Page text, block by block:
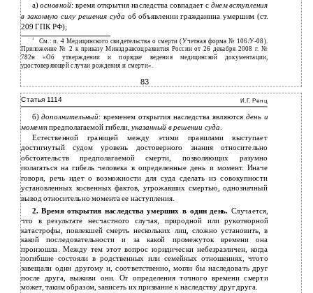
а)основной: время открытия наследства совпадает сднем вступления
в законную силу решения суда об объявлении гражданина умершим (ст.
209 ГПК РФ);
1 См.: п. 4 Медицинского свидетельства о смерти (Учетная форма № 106/У-08).
Приложение № 2 к приказу Минздравсоцразвития России от 26 декабря 2008 г. №
782н «Об утверждении и порядке ведения медицинской документации,
удостоверяющей случаи рождения и смерти».
83
Статья 1114 И.Г. Ренц
б)дополнительный: временем открытия наследства являютсядень и
моментпредполагаемой гибели, указанный в решении суда
Естественной границей между этими правилами выступает
достигнутый судом уровень достоверного знания относительно
обстоятельств предполагаемой смерти, позволяющих разумно
полагаться на гибель человека в определенные день и момент. Иначе
говоря, речь идет о возможности для суда сделать из совокупности
установленных косвенных фактов, угрожавших смертью, однозначный
вывод относительно момента ее наступления.
2. Время открытия наследства умерших в один день. Случается,
что в результате несчастного случая, природной или рукотворной
катастрофы, повлекшей смерть нескольких лиц, сложно установить, в
какой последовательности и за какой промежуток времени она
произошла. Между тем этот вопрос юридически небезразличен, когда
погибшие состояли в родственных или семейных отношениях, чтото
завещали один другому и, соответственно, могли бы наследовать друг
после друга, выживи они. От определения точного времени смерти
может, таким образом, зависеть их призвание к наследству друг друга.